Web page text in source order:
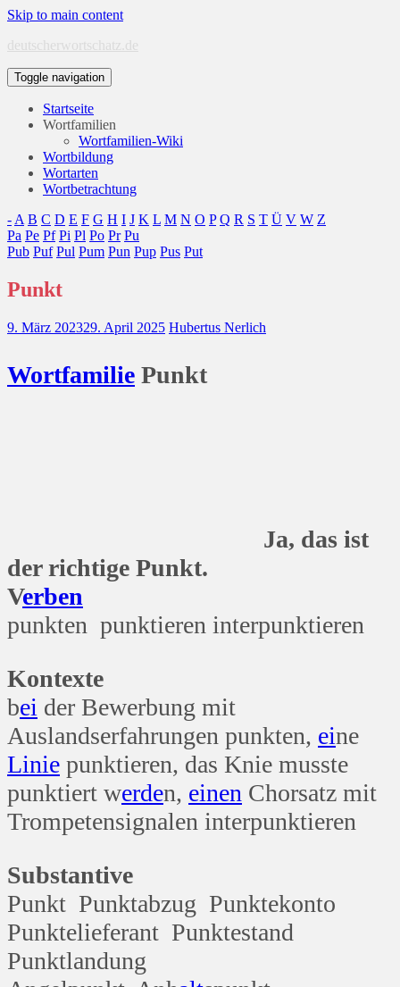
Skip to main content
deutscherwortschatz.de
Toggle navigation
Startseite
Wortfamilien
Wortfamilien-Wiki
Wortbildung
Wortarten
Wortbetrachtung
- A B C D E F G H I J K L M N O P Q R S T Ü V W Z
Pa Pe Pf Pi Pl Po Pr Pu
Pub Puf Pul Pum Pun Pup Pus Put
Punkt
9. März 202329. April 2025 Hubertus Nerlich
Wortfamilie Punkt
Ja, das ist
der richtige Punkt.
Verben
punkten punktieren interpunktieren
Kontexte
bei der Bewerbung mit
Auslandserfahrungen punkten, eine
Linie punktieren, das Knie musste
punktiert werden, einen Chorsatz mit
Trompetensignalen interpunktieren
Substantive
Punkt Punktabzug Punktekonto
Punktelieferant Punktestand
Punktlandung